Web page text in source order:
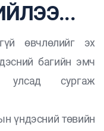
өвчлөлийг эх
багийн эмч
улсад сургаж
үндэсний төвийн